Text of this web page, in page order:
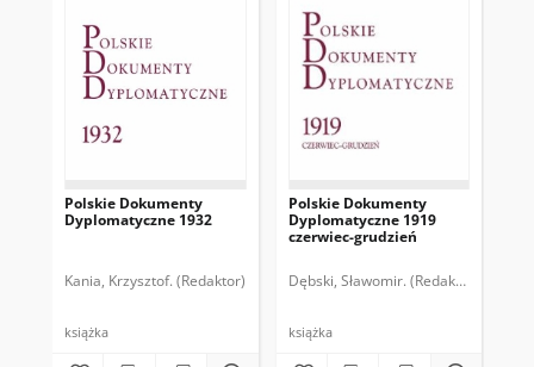
Polskie Dokumenty
Dyplomatyczne 1932
Kania, Krzysztof. (Redaktor)
książka
Polskie Dokumenty
Dyplomatyczne 1919
czerwiec-grudzień
Dębski, Sławomir. (Redaktor)
książka